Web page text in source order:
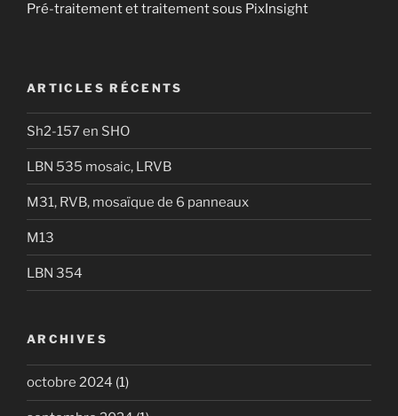
Pré-traitement et traitement sous PixInsight
ARTICLES RÉCENTS
Sh2-157 en SHO
LBN 535 mosaic, LRVB
M31, RVB, mosaïque de 6 panneaux
M13
LBN 354
ARCHIVES
octobre 2024 (1)